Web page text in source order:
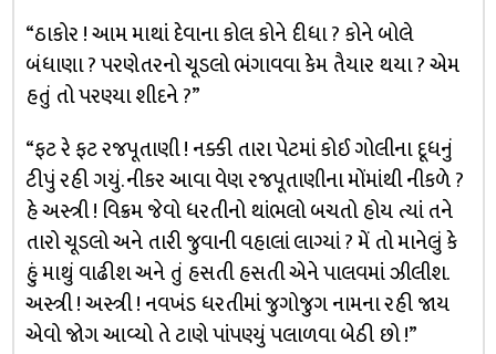
“ઠાકોર ! આમ માથાં દેવાના કોલ કોને દીધા ? કોને બોલે
બંધાણા ? પરણેતરનો ચૂડલો ભંગાવવા કેમ તૈયાર થયા ? એમ
હતું તો પરણ્યા શીદને ?”
“ફટ રે ફટ રજપૂતાણી ! નક્કી તારા પેટમાં કોઈ ગોલીના દૂધનું
ટીપું રહી ગયું. નીકર આવા વેણ રજપૂતાણીના મોંમાંથી નીકળે ?
હે અસ્ત્રી ! વિક્રમ જેવો ધરતીનો થાંભલો બચતો હોય ત્યાં તને
તારો ચૂડલો અને તારી જુવાની વહાલાં લાગ્યાં ? મેં તો માનેલું કે
હું માથું વાઢીશ અને તું હસતી હસતી એને પાલવમાં ઝીલીશ.
અસ્ત્રી ! અસ્ત્રી ! નવખંડ ધરતીમાં જુગોજુગ નામના રહી જાય
એવો જોગ આવ્યો તે ટાણે પાંપણ્યું પલાળવા બેઠી છો !”